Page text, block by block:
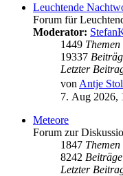
Leuchtende
Forum für
Moderator:
1449 Themen
19337
Letzter
von Antje
7. Aug 2026,
Meteore
Forum zur
1847 Themen
8242 Beiträge
Letzter